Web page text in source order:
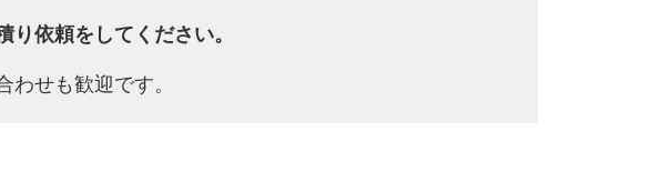
依頼をしてください。
わせも歓迎です。